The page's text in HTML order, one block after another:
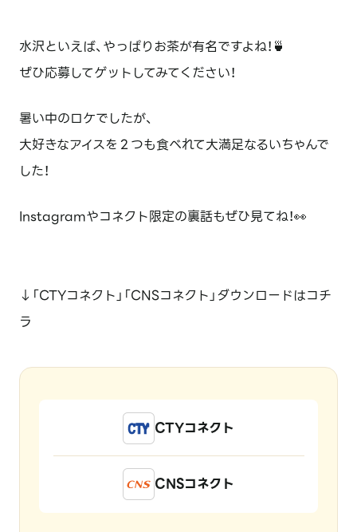
水沢といえば、やっぱりお茶が有名ですよね！🍵
ぜひ応募してゲットしてみてください！
暑い中のロケでしたが、
大好きなアイスを２つも食べれて大満足なるいちゃんで
した！
Instagramやコネクト限定の裏話もぜひ見てね！👀
↓「CTYコネクト」「CNSコネクト」ダウンロードはコチ
ラ
CTYコネクト
CNSコネクト